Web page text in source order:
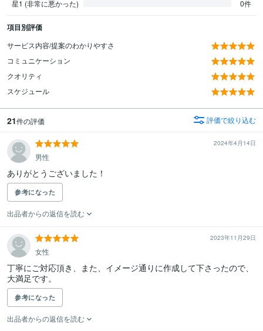
星1 (非常に悪かった)
0件
項目別評価
サービス内容/提案のわかりやすさ
コミュニケーション
クオリティ
スケジュール
21件の評価 評価で絞り込む
2024年4月14日
男性
ありがとうございました！
参考になった
出品者からの返信を読む
2023年11月29日
女性
丁寧にご対応頂き、また、イメージ通りに作成して下さったので、
参考になった
出品者からの返信を読む